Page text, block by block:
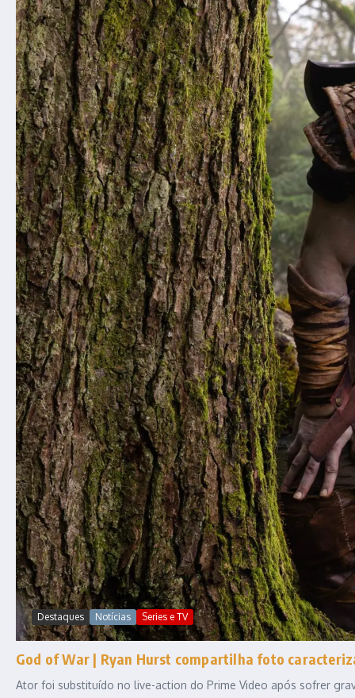
Destaques Notícias Series e TV
God of War | Ryan Hurst compartilha foto
Ator foi substituído no live-action do Prime Video após sofrer